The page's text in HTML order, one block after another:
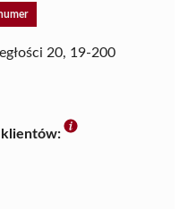
20, 19-200
klientów: